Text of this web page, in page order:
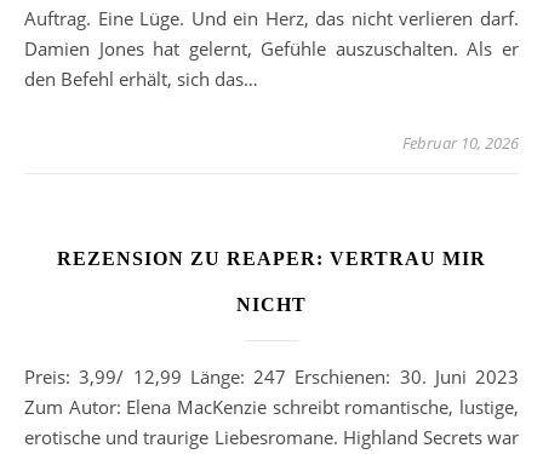
Auftrag. Eine Lüge. Und ein Herz, das nicht verlieren darf.
Damien Jones hat gelernt, Gefühle auszuschalten. Als er
den Befehl erhält, sich das…
Februar 10, 2026
REZENSION ZU REAPER: VERTRAU MIR
NICHT
Preis: 3,99/ 12,99 Länge: 247 Erschienen: 30. Juni 2023
Zum Autor: Elena MacKenzie schreibt romantische, lustige,
erotische und traurige Liebesromane. Highland Secrets war